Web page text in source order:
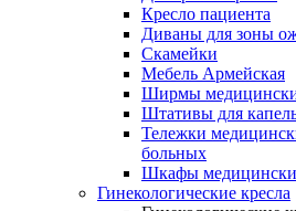
Кресло пациента
Диваны для зоны
Скамейки
Мебель Армейская
Ширмы
Штативы для
Тележки
больных
Шкафы
Гинекологические кресла